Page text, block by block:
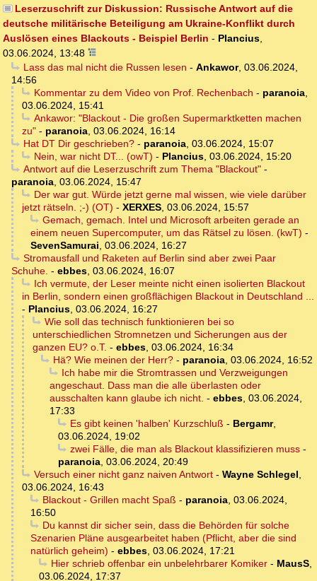
Leserzuschrift zur Diskussion: Russische Antwort auf die
deutsche militärische Beteiligung am Ukraine-Konflikt durch
Auslösen eines Blackouts - Beispiel Berlin - Plancius
03.06.2024, 13:48
Lass das mal nicht die Russen lesen - Ankawor, 03.06.2024,
14:56
Kommentar zu dem Video von Prof. Rechenbach - paranoia,
03.06.2024, 15:41
Ankawor: "Blackout - Die großen Supermarktketten machen
zu" - paranoia 03.06.2024, 16:14
Hat DT Dir geschrieben?- paranoia, 03.06.2024, 15:07
Nein, war nicht DT... (owT) - Plancius, 03.06.2024, 15:20
Antwort auf die Leserzuschrift zum Thema "Blackout"-
paranoia 03.06.2024, 15:47
Der war gut. Würde jetzt gerne mal wissen, wie viele darüber
jetzt rätseln. ;-) (OT) - XERXES 03.06.2024, 15:57
Gemach, gemach. Intel und Microsoft arbeiten gerade an
einem neuen Supercomputer, um das Rätsel zu lösen. (kwT) -
SevenSamurai 03.06.2024, 16:27
Stromausfall und Raketen auf Berlin sind aber zwei Paar
Schuhe. - ebbes 03.06.2024, 16:07
Ich vermute, der Leser meinte nicht einen isolierten Blackout
in Berlin, sondern einen großflächigen Blackout in Deutschland ...
- Plancius 03.06.2024, 16:27
Wie soll das technisch funktionieren bei so
unterschiedlichen Stromnetzen und Sicherungen aus der
ganzen EU? o.T. - ebbes 03.06.2024, 16:34
Hä? Wie meinen der Herr?- paranoia, 03.06.2024, 16:52
Ich habe mir die Stromtrassen und Verzweigungen
angeschaut. Dass man die alle überlasten oder
ausschalten kann glaube ich nicht. - ebbes 03.06.2024,
17:33
Es gibt keinen 'halben' Kurzschluß - Bergamr,
03.06.2024, 19:02
zwei Fälle, die man als Blackout klassifizieren muss-
paranoia 03.06.2024, 20:49
Versuch einer nicht ganz naiven Antwort- Wayne Schlegel
03.06.2024, 16:43
Blackout - Grillen macht Spaß - paranoia, 03.06.2024,
16:50
Du kannst dir sicher sein, dass die Behörden für solche
Szenarien Pläne ausgearbeitet haben (Pflicht, aber die sind
natürlich geheim) - ebbes 03.06.2024, 17:21
Hier schrieb offenbar ein unbelehrbarer Komiker- MausS,
03.06.2024, 17:37